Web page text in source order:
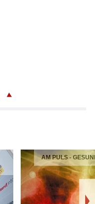
AM PULS -